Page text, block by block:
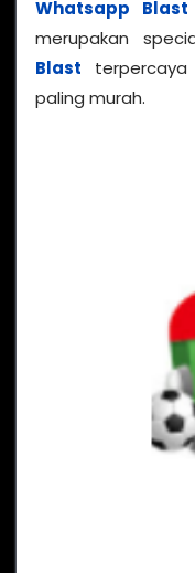
Whatsapp Blast
merupakan
Blast
paling murah.